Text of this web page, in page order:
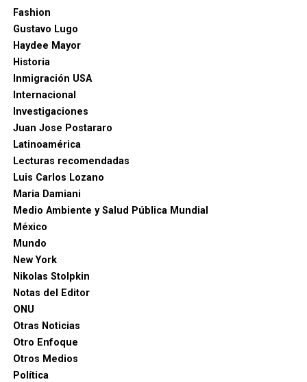
Fashion
Gustavo Lugo
Haydee Mayor
Historia
Inmigración USA
Internacional
Investigaciones
Juan Jose Postararo
Latinoamérica
Lecturas recomendadas
Luis Carlos Lozano
Maria Damiani
Medio Ambiente y Salud Pública Mundial
México
Mundo
New York
Nikolas Stolpkin
Notas del Editor
ONU
Otras Noticias
Otro Enfoque
Otros Medios
Política